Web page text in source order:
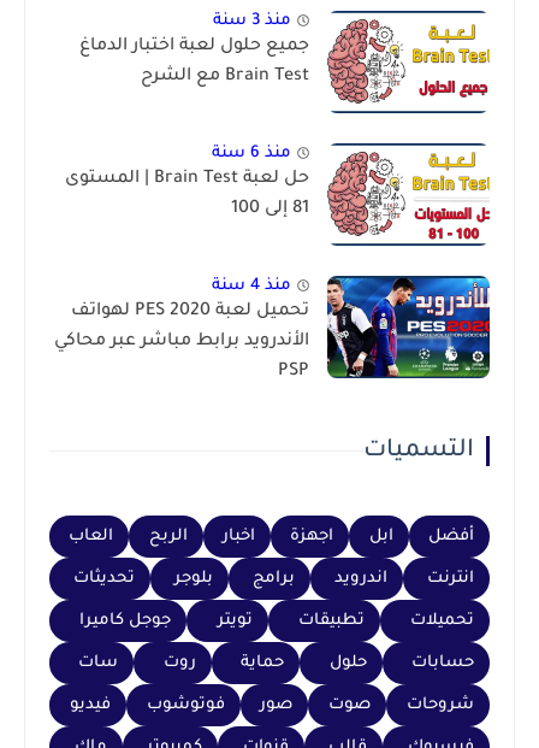
منذ 3 سنة
جميع حلول لعبة اختبار الدماغ
Brain Test مع الشرح
منذ 6 سنة
حل لعبة Brain Test | المستوى
81 إلى 100
منذ 4 سنة
تحميل لعبة PES 2020 لهواتف
الأندرويد برابط مباشر عبر محاكي
PSP
التسميات
أفضل ابل اجهزة اخبار الربح العاب
انترنت اندرويد برامج بلوجر تحديثات
تحميلات تطبيقات تويتر جوجل كاميرا
حسابات حلول حماية روت سات
شروحات صوت صور فوتوشوب فيديو